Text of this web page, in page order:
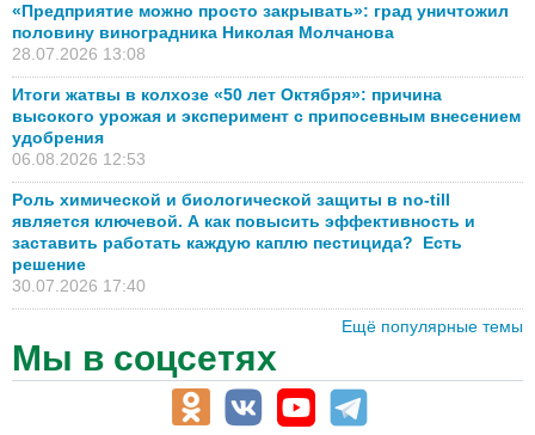
«Предприятие можно просто закрывать»: град уничтожил
половину виноградника Николая Молчанова
28.07.2026 13:08
Итоги жатвы в колхозе «50 лет Октября»: причина
высокого урожая и эксперимент с припосевным внесением
удобрения
06.08.2026 12:53
Роль химической и биологической защиты в no-till
является ключевой. А как повысить эффективность и
заставить работать каждую каплю пестицида? Есть
решение
30.07.2026 17:40
Ещё популярные темы
Мы в соцсетях